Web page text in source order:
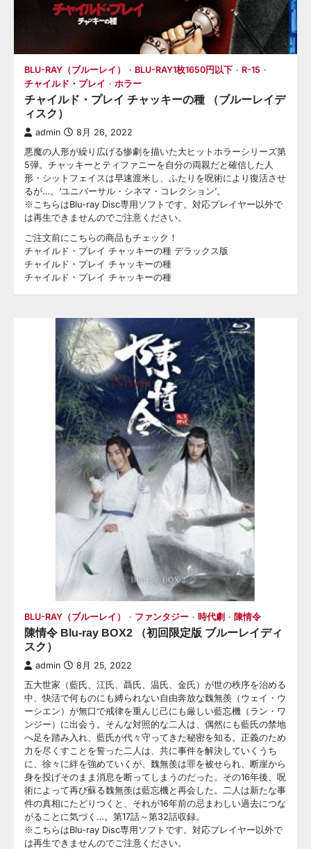
BLU-RAY（ブルーレイ） BLU-RAY1枚1650円以下
R-15
チャイルド・プレイ
ホラー
チャイルド・プレイ チャッキーの種 （ブルーレイデ
ィスク）
admin 8月 26, 2022
悪魔の人形が繰り広げる惨劇を描いた大ヒットホラーシリーズ第
5弾。チャッキーとティファニーを自分の両親だと確信した人
形・シットフェイスは早速渡米し、ふたりを呪術により復活させ
るが…。‘ユニバーサル・シネマ・コレクション’。
※こちらはBlu-ray Disc専用ソフトです。対応プレイヤー以外で
は再生できませんのでご注意ください。
ご注文前にこちらの商品もチェック！
チャイルド・プレイ チャッキーの種 デラックス版
チャイルド・プレイ チャッキーの種
チャイルド・プレイ チャッキーの種
BLU-RAY（ブルーレイ） ファンタジー 時代劇 陳情令
陳情令 Blu-ray BOX2 （初回限定版 ブルーレイディ
スク）
admin 8月 25, 2022
五大世家（藍氏、江氏、聶氏、温氏、金氏）が世の秩序を治める
中、快活で何ものにも縛られない自由奔放な魏無羨（ウェイ・ウ
ーシエン）が無口で戒律を重んじ己にも厳しい藍忘機（ラン・ワ
ンジー）に出会う。そんな対照的な二人は、偶然にも藍氏の禁地
へ足を踏み入れ、藍氏が代々守ってきた秘密を知る。正義のため
力を尽くすことを誓った二人は、共に事件を解決していくうち
に、徐々に絆を強めていくが、魏無羨は罪を被せられ、断崖から
身を投げそのまま消息を断ってしまうのだった。その16年後、呪
術によって再び蘇る魏無羨は藍忘機と再会した。二人は新たな事
件の真相にたどりつくと、それが16年前の忌まわしい過去につな
がることに気づく…。第17話～第32話収録。
※こちらはBlu-ray Disc専用ソフトです。対応プレイヤー以外で
は再生できませんのでご注意ください。